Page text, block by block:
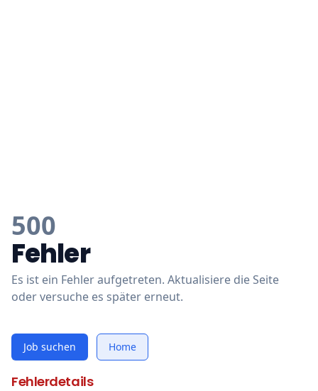
500
Fehler
Es ist ein Fehler aufgetreten. Aktualisiere die Seite
oder versuche es später erneut.
Job suchen Home
Fehlerdetails